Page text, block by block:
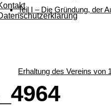
Teil I – Die Gründung, der
Erhaltung des Vereins von